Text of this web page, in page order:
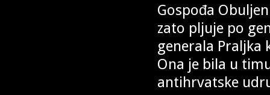
Gospođa
zato pljuje po
generala Praljka
Ona je bila u
antihrvatske